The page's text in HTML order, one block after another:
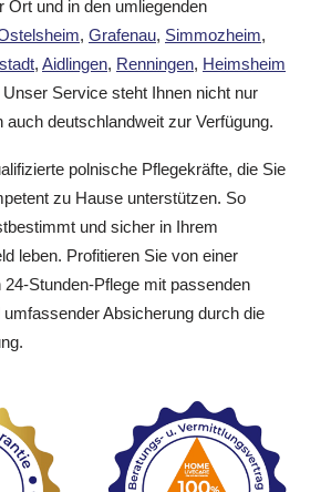
Ort und in den umliegenden
, Grafenau, Simmozheim,
, Aidlingen, Renningen, Heimsheim
Unser Service steht Ihnen nicht nur
auch deutschlandweit zur Verfügung.
polnische Pflegekräfte, die Sie
zu Hause unterstützen. So
und sicher in Ihrem
leben. Profitieren Sie von einer
24-Stunden-Pflege mit passenden
Absicherung durch die